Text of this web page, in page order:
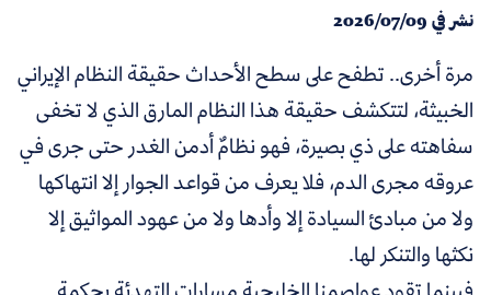
نشر في2026/07/09
مرة أخرى.. تطفح على سطح الأحداث حقيقة النظام الإيراني
الخبيثة، لتتكشف حقيقة هذا النظام المارق الذي لا تخفى
سفاهته على ذي بصيرة، فهو نظامٌ أدمن الغدر حتى جرى في
عروقه مجرى الدم، فلا يعرف من قواعد الجوار إلا انتهاكها
ولا من مبادئ السيادة إلا وأدها ولا من عهود المواثيق إلا
نكثها والتنكر لها.